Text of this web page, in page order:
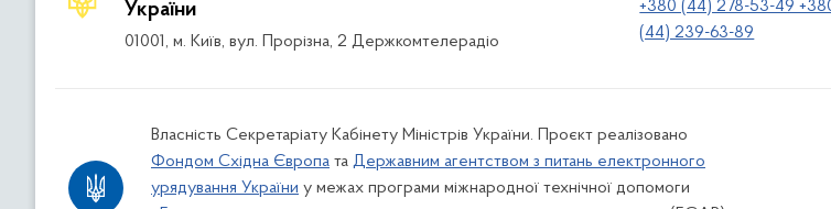
України
01001, м. Київ, вул. Прорізна, 2 Держкомтелерадіо
+380 (44) 278-53-49
(44) 239-63-89
Власність Секретаріату Кабінету Міністрів України. Проєкт реалізовано
Фондом Східна Європа та Державним агентством з питань електронного
урядування України у межах програми міжнародної технічної допомоги